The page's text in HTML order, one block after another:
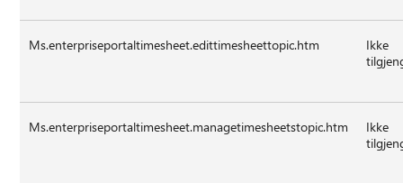
Ms.enterpriseportaltimesheet.edittimesheettopic.htm
Ikke
Ms.enterpriseportaltimesheet.managetimesheetstopic.htm
Ikke